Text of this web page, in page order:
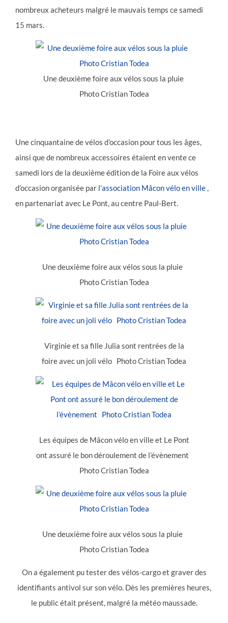
nombreux acheteurs malgré le mauvais temps ce samedi
15 mars.
Une deuxième foire aux vélos sous la pluie
Photo Cristian Todea
Une cinquantaine de vélos d’occasion pour tous les âges,
ainsi que de nombreux accessoires étaient en vente ce
samedi lors de la deuxième édition de la Foire aux vélos
d’occasion organisée par l’association Mâcon vélo en ville ,
en partenariat avec Le Pont, au centre Paul-Bert.
Une deuxième foire aux vélos sous la pluie
Photo Cristian Todea
Virginie et sa fille Julia sont rentrées de la
foire avec un joli vélo Photo Cristian Todea
Les équipes de Mâcon vélo en ville et Le Pont
ont assuré le bon déroulement de l’évènement
Photo Cristian Todea
Une deuxième foire aux vélos sous la pluie
Photo Cristian Todea
On a également pu tester des vélos-cargo et graver des
identifiants antivol sur son vélo. Dès les premières heures,
le public était présent, malgré la météo maussade.